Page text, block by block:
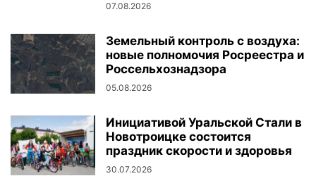
07.08.2026
Земельный контроль с воздуха:
новые полномочия Росреестра и
Россельхознадзора
05.08.2026
Инициативой Уральской Стали в
Новотроицке состоится
праздник скорости и здоровья
30.07.2026